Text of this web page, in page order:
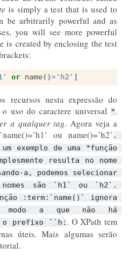
is simply a test that is used to
be arbitrarily powerful and as
you will see more powerful
is created by enclosing the test
or name()='h2' ]
recursos nesta expressão do
uso do caractere universal *.
a qualquer tag. Agora veja a
ou name()=’h2’ .
um exemplo de uma
*função
resulta no
nome
a, podemos
selecionar
nomes são `h1` ou
`h2`.
:term:`name()`
ignora
modo a que não
há
o prefixo ``h: . O XPath tem
úteis. Mais algumas serão